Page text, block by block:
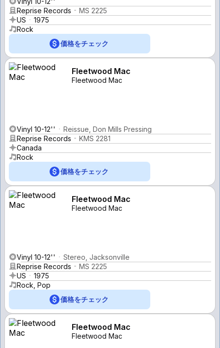
Reprise Records
MS 2225
US
1975
Rock
価格をチェック
Fleetwood Mac
Fleetwood Mac
Vinyl 10-12''
Reissue, Don Mills Pressing
Reprise Records
KMS 2281
Canada
Rock
価格をチェック
Fleetwood Mac
Fleetwood Mac
Vinyl 10-12''
Stereo, Jacksonville
Reprise Records
MS 2225
US
1975
Rock, Pop
価格をチェック
Fleetwood Mac
Fleetwood Mac